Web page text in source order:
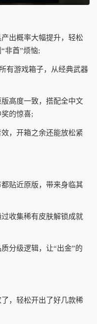
出概率大幅提升，轻松
非酋”烦恼;
有游戏箱子，从经典武器
高度一致，搭配全中文
的惊喜;
，开箱之余还能放松紧
贴近原版，带来身临其
收集稀有皮肤解锁成就
分级逻辑，让“出金”的
，轻松开出了好几款稀